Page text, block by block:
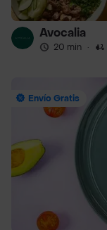
Avocalia
20 min ·
Envío Gratis